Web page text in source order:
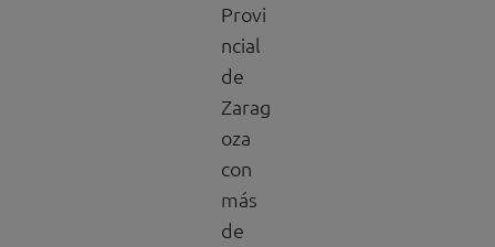
Provi
ncial
de
Zarag
oza
con
más
de